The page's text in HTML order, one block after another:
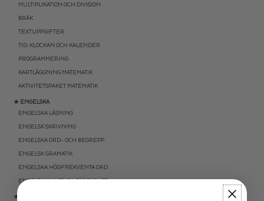
MULTIPLIKATION OCH DIVISION
BRÅK
TEXTUPPGIFTER
TID: KLOCKAN OCH KALENDER
PROGRAMMERING
KARTLÄGGNING MATEMATIK
AKTIVITETSPAKET MATEMATIK
★ ENGELSKA
ENGELSKA LÄSNING
ENGELSK SKRIVNING
ENGELSKA ORD- OCH BEGREPP
ENGELSK GRAMATIK
ENGELSKA HÖGFREKVENTA ORD
ENGELSK MUNTLIGA FÄRDIGHET
★ UTOMHUSPEDAGOGIK